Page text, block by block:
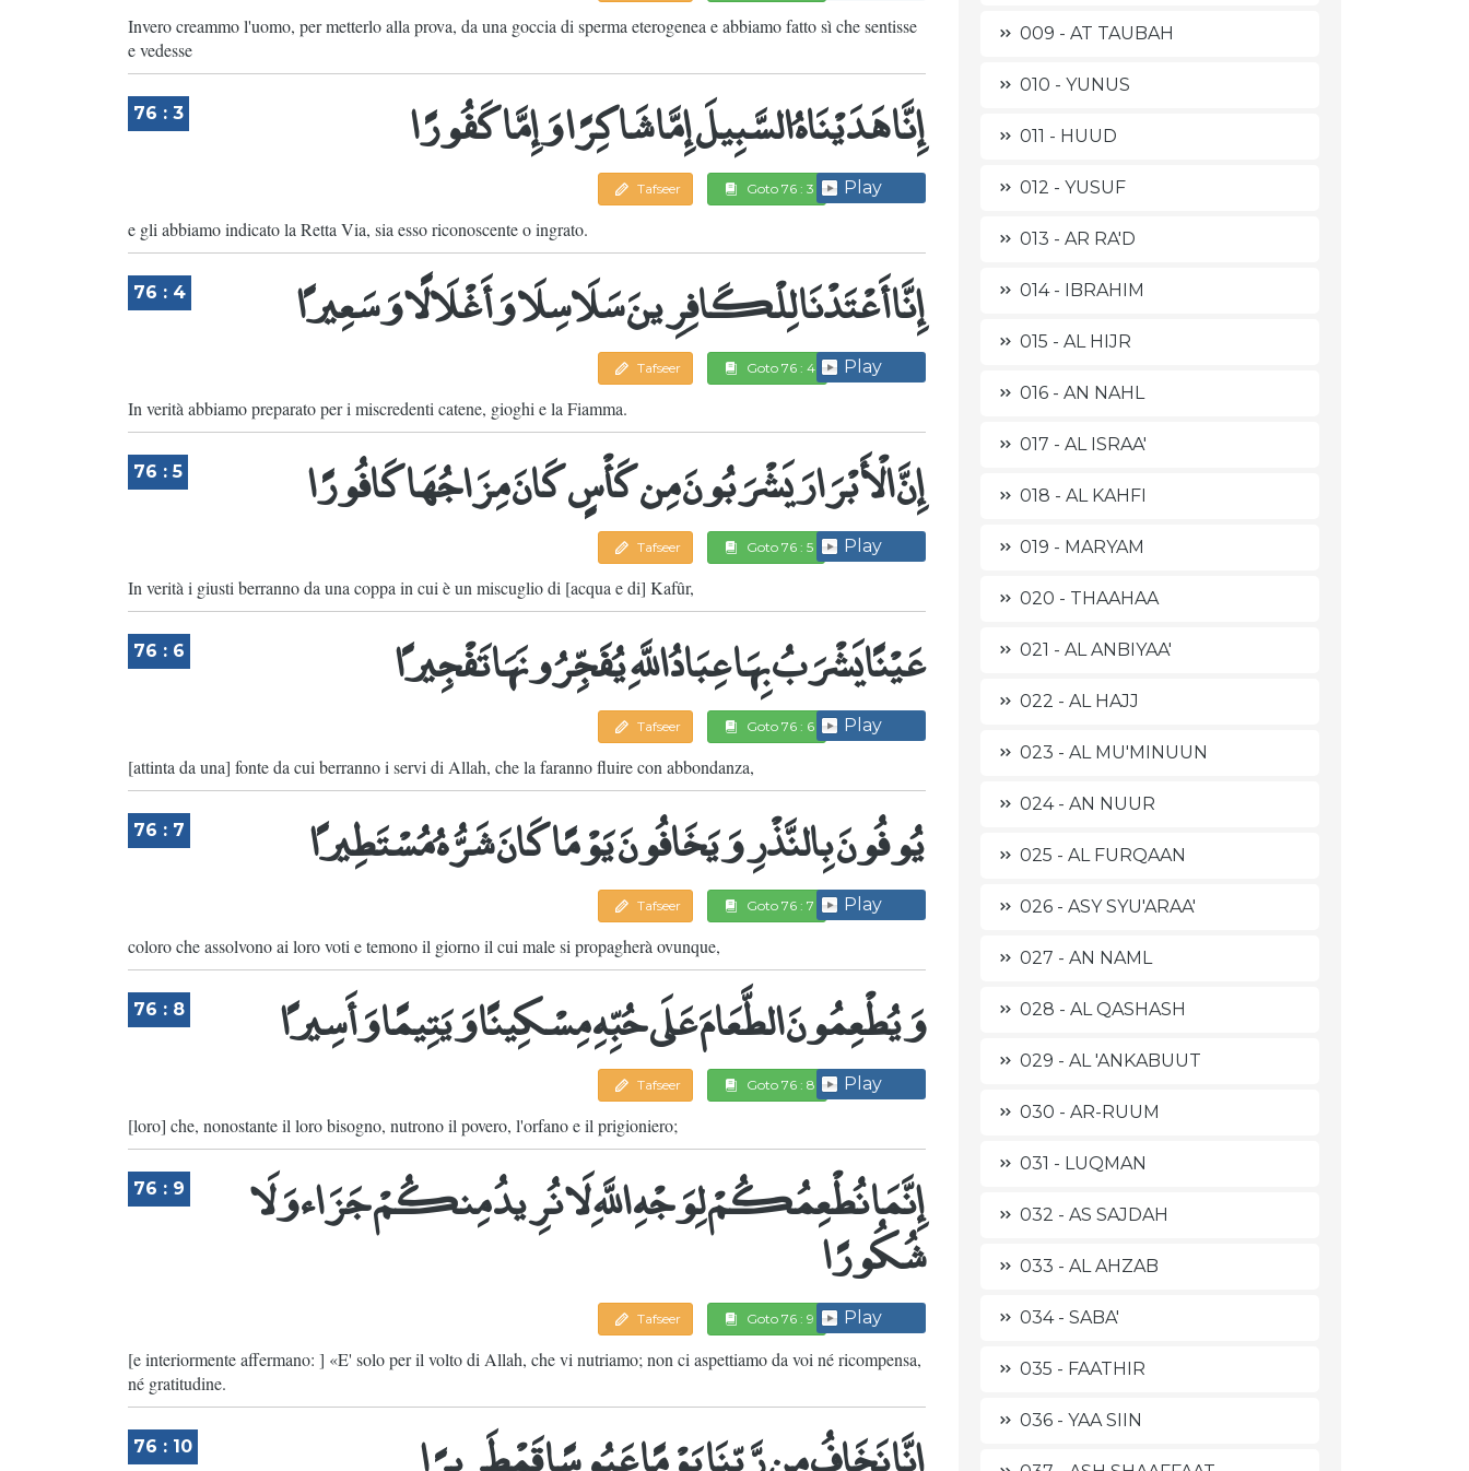
Invero creammo l'uomo, per metterlo alla prova, da una goccia di sperma eterogenea e abbiamo fatto sì che sentisse
e vedesse
76 : 3 إِنَّا هَدَيْنَاهُ السَّبِيلَ إِمَّا شَاكِرًا وَإِمَّا كَفُورًا
Tafseer Goto 76 : 3 Play
e gli abbiamo indicato la Retta Via, sia esso riconoscente o ingrato.
76 : 4 إِنَّا أَعْتَدْنَا لِلْكَافِرِينَ سَلَاسِلَا وَأَغْلَالًا وَسَعِيرًا
Tafseer Goto 76 : 4 Play
In verità abbiamo preparato per i miscredenti catene, gioghi e la Fiamma.
76 : 5 إِنَّ الْأَبْرَارَ يَشْرَبُونَ مِن كَأْسٍ كَانَ مِزَاجُهَا كَافُورًا
Tafseer Goto 76 : 5 Play
In verità i giusti berranno da una coppa in cui è un miscuglio di [acqua e di] Kafûr,
76 : 6 عَيْنًا يَشْرَبُ بِهَا عِبَادُ اللَّهِ يُفَجِّرُونَهَا تَفْجِيرًا
Tafseer Goto 76 : 6 Play
[attinta da una] fonte da cui berranno i servi di Allah, che la faranno fluire con abbondanza,
76 : 7 يُوفُونَ بِالنَّذْرِ وَيَخَافُونَ يَوْمًا كَانَ شَرُّهُ مُسْتَطِيرًا
Tafseer Goto 76 : 7 Play
coloro che assolvono ai loro voti e temono il giorno il cui male si propagherà ovunque,
76 : 8 وَيُطْعِمُونَ الطَّعَامَ عَلَى حُبِّهِ مِسْكِينًا وَيَتِيمًا وَأَسِيرًا
Tafseer Goto 76 : 8 Play
[loro] che, nonostante il loro bisogno, nutrono il povero, l'orfano e il prigioniero;
76 : 9 إِنَّمَا نُطْعِمُكُمْ لِوَجْهِ اللَّهِ لَا نُرِيدُ مِنكُمْ جَزَاء وَلَا
شُكُورًا
Tafseer Goto 76 : 9 Play
[e interiormente affermano: ] «E' solo per il volto di Allah, che vi nutriamo; non ci aspettiamo da voi né ricompensa,
né gratitudine.
76 : 10
009 - AT TAUBAH
010 - YUNUS
011 - HUUD
012 - YUSUF
013 - AR RA'D
014 - IBRAHIM
015 - AL HIJR
016 - AN NAHL
017 - AL ISRAA'
018 - AL KAHFI
019 - MARYAM
020 - THAAHAA
021 - AL ANBIYAA'
022 - AL HAJJ
023 - AL MU'MINUUN
024 - AN NUUR
025 - AL FURQAAN
026 - ASY SYU'ARAA'
027 - AN NAML
028 - AL QASHASH
029 - AL 'ANKABUUT
030 - AR-RUUM
031 - LUQMAN
032 - AS SAJDAH
033 - AL AHZAB
034 - SABA'
035 - FAATHIR
036 - YAA SIIN